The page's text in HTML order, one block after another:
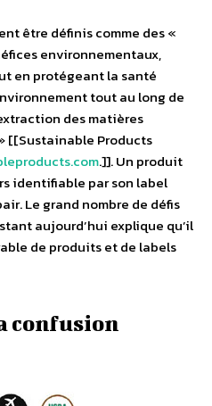
être définis comme des «
environnementaux,
en protégeant la santé
tout au long de
des matières
[[Sustainable Products
.]]. Un produit
identifiable par son label
Le grand nombre de défis
aujourd’hui explique qu’il
de produits et de labels
confusion